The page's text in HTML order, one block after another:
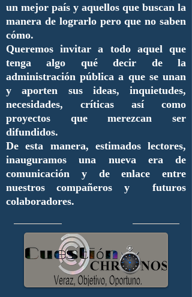
un mejor país y aquellos que buscan la
manera de lograrlo pero que no saben
cómo.
Queremos invitar a todo aquel que
tenga algo qué decir de la
administración pública a que se unan
y aporten sus ideas, inquietudes,
necesidades, críticas así como
proyectos que merezcan ser
difundidos.
De esta manera, estimados lectores,
inauguramos una nueva era de
comunicación y de enlace entre
nuestros compañeros y futuros
colaboradores.